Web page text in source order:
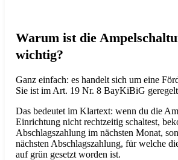
Warum ist die
wichtig?
Ganz einfach: es handelt sich um eine
Sie ist im Art. 19 Nr. 8 BayKiBiG
Das bedeutet im Klartext: wenn du die
Einrichtung nicht rechtzeitig schaltest,
Abschlagszahlung im nächsten Monat,
nächsten Abschlagszahlung, für welche
auf grün gesetzt worden ist.